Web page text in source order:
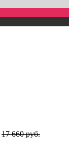
17 660 руб.